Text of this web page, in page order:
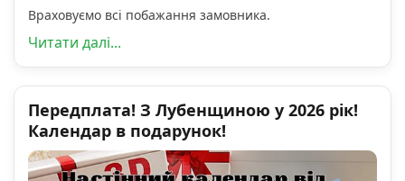
Враховуємо всі побажання замовника.
Читати далі...
Передплата! З Лубенщиною у 2026 рік!
Календар в подарунок!